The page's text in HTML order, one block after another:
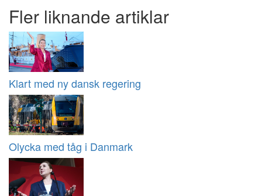
Fler liknande artiklar
Klart med ny dansk regering
Olycka med tåg i Danmark